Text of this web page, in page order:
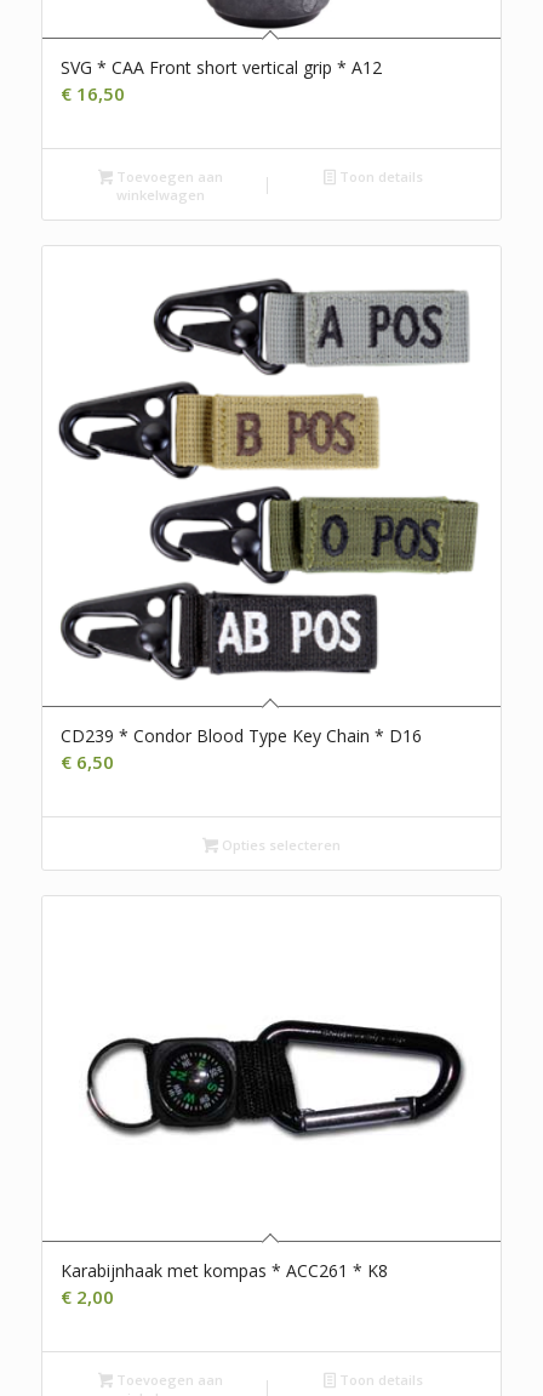
SVG * CAA Front short vertical grip * A12
€16,50
Toevoegen aan
winkelwagen
Toon details
CD239 * Condor Blood Type Key Chain * D16
€6,50
Opties selecteren
Karabijnhaak met kompas * ACC261 * K8
€2,00
Toevoegen aan
Toon details